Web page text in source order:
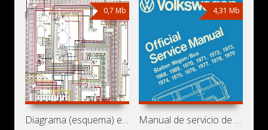
0,7 Mb
Diagrama (esquema) eléctrico de minibús Volkswagen
4,31 Mb
Manual de servicio de minibús Volkswagen Transporter T2